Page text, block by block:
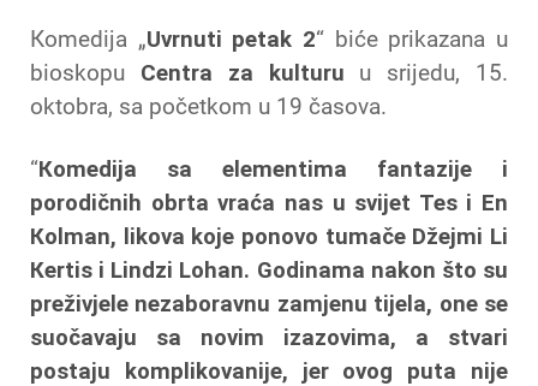
Кomedija „Uvrnuti petak 2“ biće prikazana u
bioskopu Centra za kulturu u srijedu, 15.
oktobra, sa početkom u 19 časova.
“Кomedija sa elementima fantazije i
porodičnih obrta vraća nas u svijet Tes i En
Кolman, likova koje ponovo tumače Džejmi Li
Кertis i Lindzi Lohan. Godinama nakon što su
preživjele nezaboravnu zamjenu tijela, one se
suočavaju sa novim izazovima, a stvari
postaju komplikovanije, jer ovog puta nije